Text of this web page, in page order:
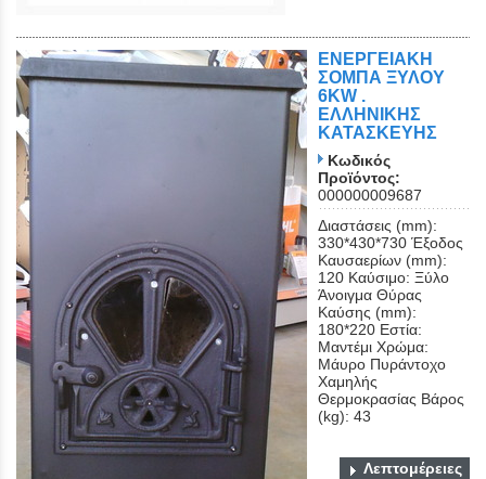
ΕΝΕΡΓΕΙΑΚΗ
ΣΟΜΠΑ ΞΥΛOΥ
6KW .
ΕΛΛΗΝΙΚΗΣ
ΚΑΤΑΣΚΕΥΗΣ
Κωδικός
Προϊόντος:
000000009687
Διαστάσεις (mm):
330*430*730 Έξοδος
Καυσαερίων (mm):
120 Καύσιμο: Ξύλο
Άνοιγμα Θύρας
Καύσης (mm):
180*220 Εστία:
Μαντέμι Χρώμα:
Μάυρο Πυράντοχο
Χαμηλής
Θερμοκρασίας Βάρος
(kg): 43
Λεπτομέρειες